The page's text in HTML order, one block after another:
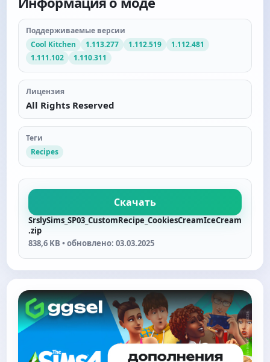
Поддерживаемые версии
Cool Kitchen
1.113.277 1.112.519
1.112.481
1.111.102
1.110.311
Лицензия
All Rights Reserved
Теги
Recipes
Скачать
SrslySims_SP03_CustomRecipe_CookiesCreamIceCream
.zip
838,6 KB • обновлено: 03.03.2025